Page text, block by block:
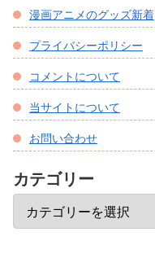
漫画アニメのグッズ新着
プライバシーポリシー
コメントについて
当サイトについて
お問い合わせ
カテゴリー